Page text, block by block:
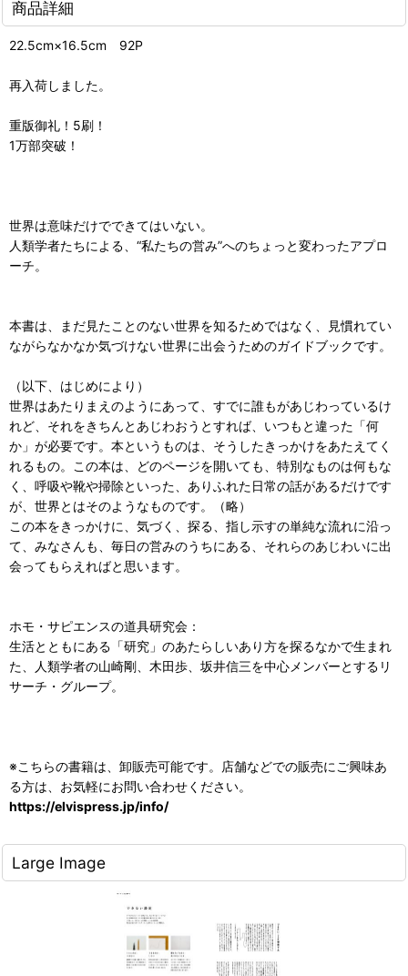
商品詳細
22.5cm×16.5cm 92P
再入荷しました。
重版御礼！5刷！
1万部突破！
世界は意味だけでできてはいない。
人類学者たちによる、“私たちの営み”へのちょっと変わったアプロ
ーチ。
本書は、まだ見たことのない世界を知るためではなく、見慣れてい
ながらなかなか気づけない世界に出会うためのガイドブックです。
（以下、はじめにより）
世界はあたりまえのようにあって、すでに誰もがあじわっているけ
れど、それをきちんとあじわおうとすれば、いつもと違った「何
か」が必要です。本というものは、そうしたきっかけをあたえてく
れるもの。この本は、どのページを開いても、特別なものは何もな
く、呼吸や靴や掃除といった、ありふれた日常の話があるだけです
が、世界とはそのようなものです。（略）
この本をきっかけに、気づく、探る、指し示すの単純な流れに沿っ
て、みなさんも、毎日の営みのうちにある、それらのあじわいに出
会ってもらえればと思います。
ホモ・サピエンスの道具研究会：
生活とともにある「研究」のあたらしいあり方を探るなかで生まれ
た、人類学者の山崎剛、木田歩、坂井信三を中心メンバーとするリ
サーチ・グループ。
※こちらの書籍は、卸販売可能です。店舗などでの販売にご興味あ
る方は、お気軽にお問い合わせください。
https://elvispress.jp/info/
Large Image